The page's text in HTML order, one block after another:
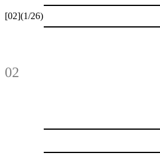
[02](1/26)
02